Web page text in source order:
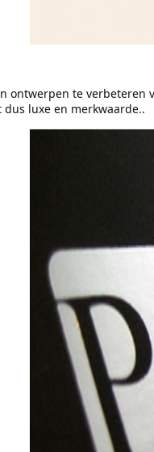
ontwerpen te
luxe en merkwaarde..